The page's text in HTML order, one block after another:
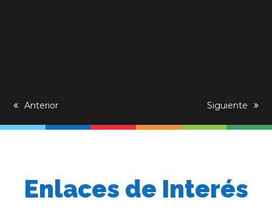
previous
Anterior
next
Siguiente
Enlaces de Interés